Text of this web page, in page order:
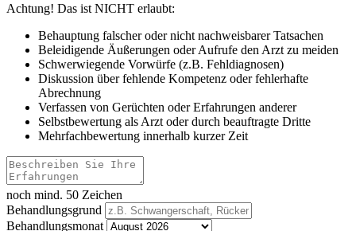
Achtung! Das ist NICHT erlaubt:
Behauptung falscher oder nicht nachweisbarer Tatsachen
Beleidigende Äußerungen oder Aufrufe den Arzt zu meiden
Schwerwiegende Vorwürfe (z.B. Fehldiagnosen)
Diskussion über fehlende Kompetenz oder fehlerhafte
Abrechnung
Verfassen von Gerüchten oder Erfahrungen anderer
Selbstbewertung als Arzt oder durch beauftragte Dritte
Mehrfachbewertung innerhalb kurzer Zeit
noch mind. 50 Zeichen
Behandlungsgrund
Behandlungsmonat